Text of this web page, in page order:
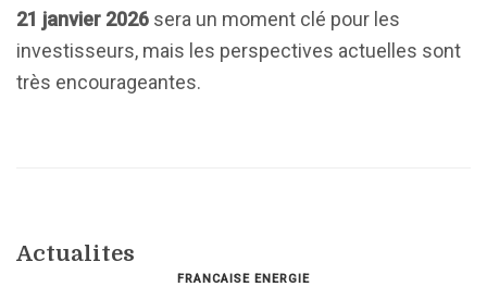
21 janvier 2026 sera un moment clé pour les
investisseurs, mais les perspectives actuelles sont
très encourageantes.
Actualites
FRANCAISE ENERGIE